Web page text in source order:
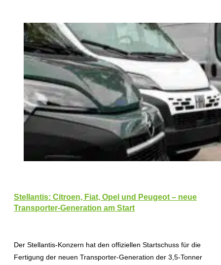
Stellantis: Citroen, Fiat, Opel und Peugeot – neue
Transporter-Generation am Start
Der Stellantis-Konzern hat den offiziellen Startschuss für die
Fertigung der neuen Transporter-Generation der 3,5-Tonner